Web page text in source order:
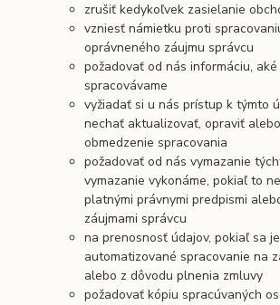
zrušiť kedykoľvek zasielanie
vzniesť námietku proti
oprávneného záujmu správcu
požadovať od nás informáciu,
spracovávame
vyžiadať si u nás prístup k týmto
nechať aktualizovať, opraviť
obmedzenie spracovania
požadovať od nás vymazanie
vymazanie vykonáme, pokiaľ to
platnými právnymi predpismi
záujmami správcu
na prenosnosť údajov, pokiaľ sa
automatizované spracovanie na
alebo z dôvodu plnenia zmluvy
požadovať kópiu spracúvaných